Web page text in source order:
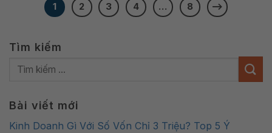
1 2 3 4 … 8
Tìm kiếm
Bài viết mới
Kinh Doanh Gì Với Số Vốn Chỉ 3 Triệu? Top 5 Ý